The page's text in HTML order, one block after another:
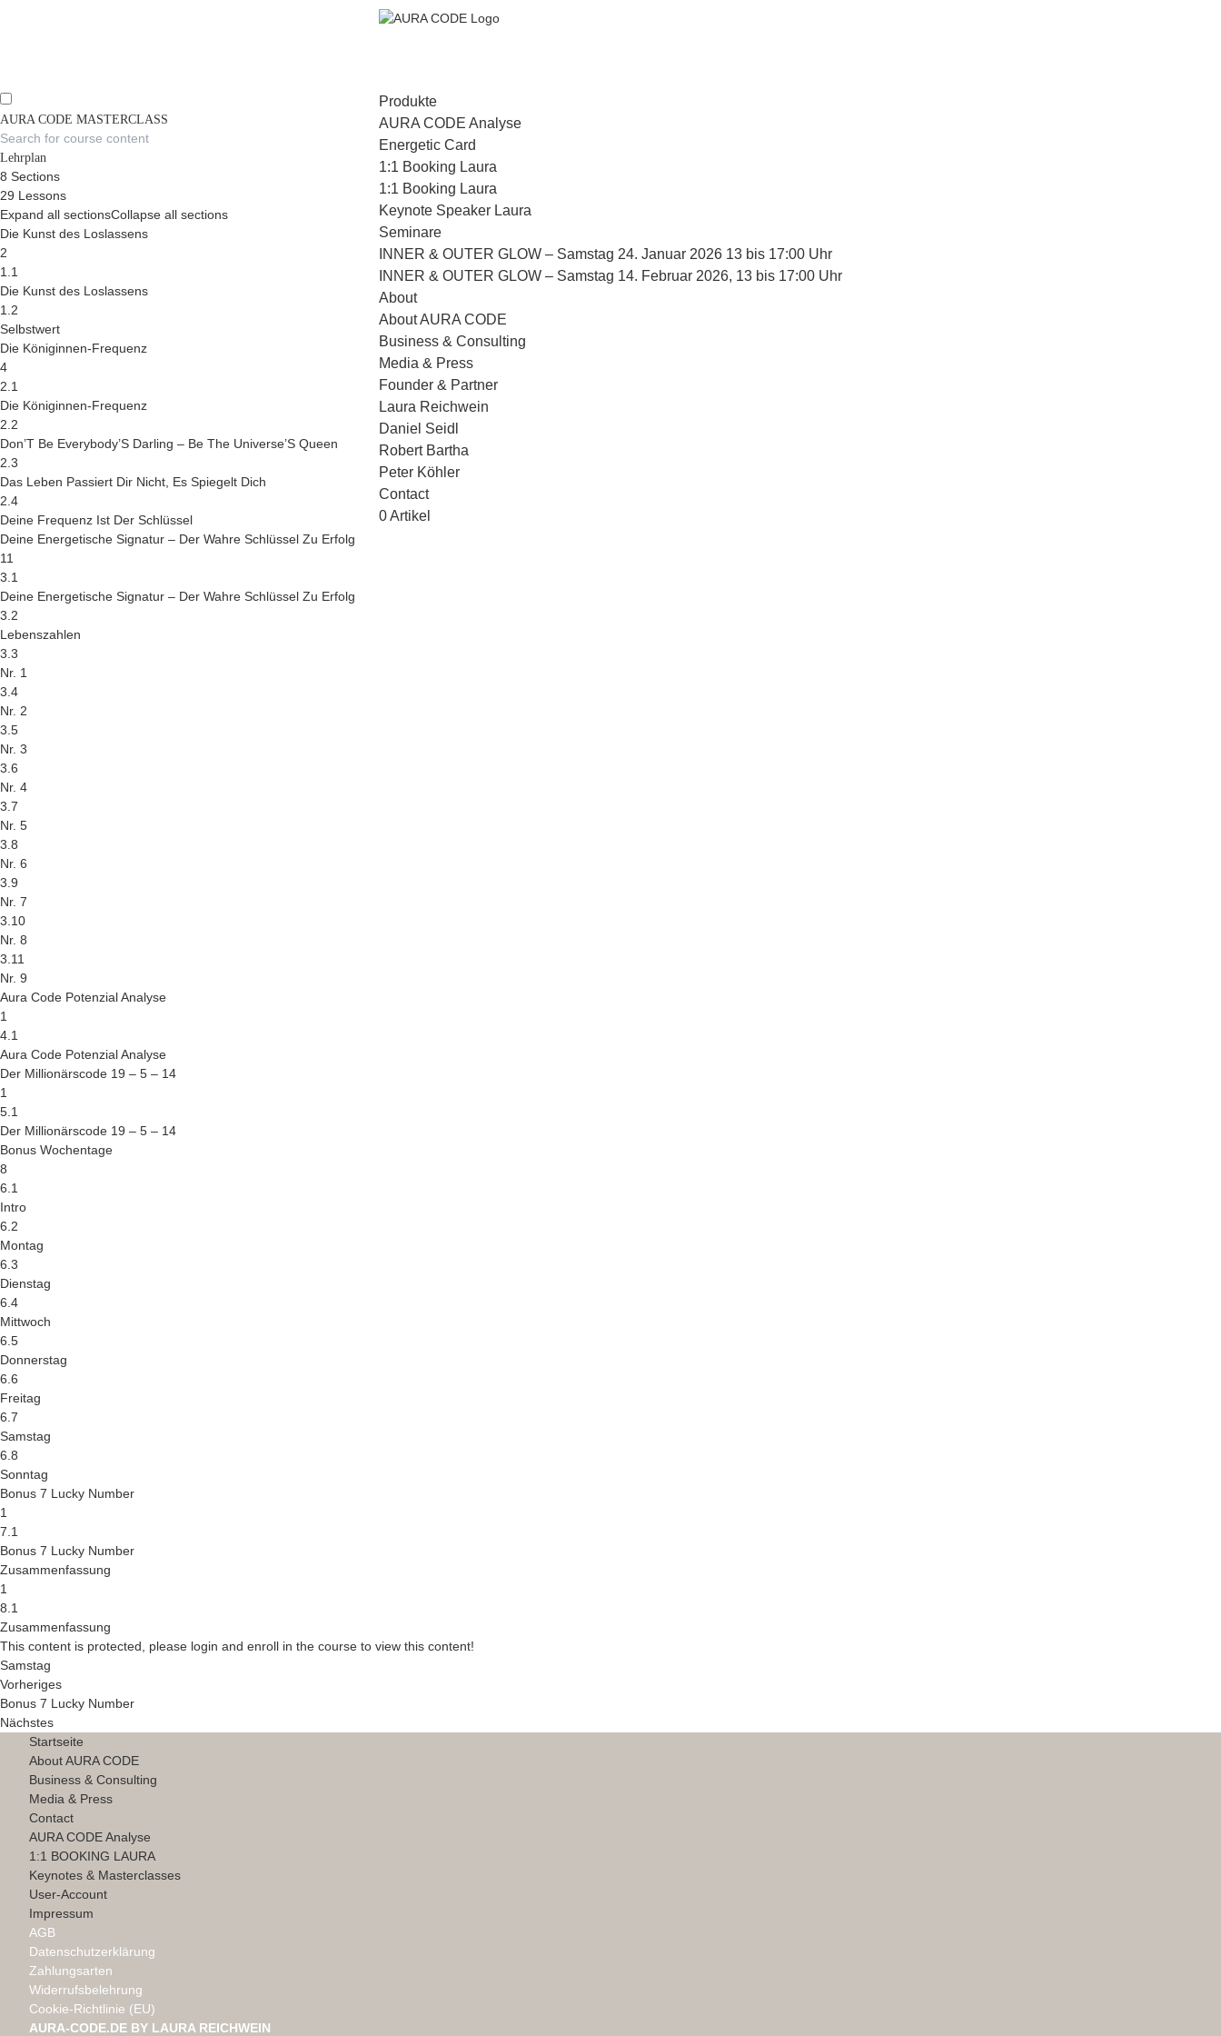
Produkte
AURA CODE Analyse
Energetic Card
1:1 Booking Laura
1:1 Booking Laura
Keynote Speaker Laura
Seminare
INNER & OUTER GLOW – Samstag 24. Januar 2026 13 bis 17:00 Uhr
INNER & OUTER GLOW – Samstag 14. Februar 2026, 13 bis 17:00 Uhr
About
About AURA CODE
Business & Consulting
Media & Press
Founder & Partner
Laura Reichwein
Daniel Seidl
Robert Bartha
Peter Köhler
Contact
0 Artikel
AURA CODE MASTERCLASS
Lehrplan
8 Sections
29 Lessons
Expand all sectionsCollapse all sections
Die Kunst des Loslassens
2
1.1
Die Kunst des Loslassens
1.2
Selbstwert
Die Königinnen-Frequenz
4
2.1
Die Königinnen-Frequenz
2.2
Don’T Be Everybody’S Darling – Be The Universe’S Queen
2.3
Das Leben Passiert Dir Nicht, Es Spiegelt Dich
2.4
Deine Frequenz Ist Der Schlüssel
Deine Energetische Signatur – Der Wahre Schlüssel Zu Erfolg
11
3.1
Deine Energetische Signatur – Der Wahre Schlüssel Zu Erfolg
3.2
Lebenszahlen
3.3
Nr. 1
3.4
Nr. 2
3.5
Nr. 3
3.6
Nr. 4
3.7
Nr. 5
3.8
Nr. 6
3.9
Nr. 7
3.10
Nr. 8
3.11
Nr. 9
Aura Code Potenzial Analyse
1
4.1
Aura Code Potenzial Analyse
Der Millionärscode 19 – 5 – 14
1
5.1
Der Millionärscode 19 – 5 – 14
Bonus Wochentage
8
6.1
Intro
6.2
Montag
6.3
Dienstag
6.4
Mittwoch
6.5
Donnerstag
6.6
Freitag
6.7
Samstag
6.8
Sonntag
Bonus 7 Lucky Number
1
7.1
Bonus 7 Lucky Number
Zusammenfassung
1
8.1
Zusammenfassung
This content is protected, please login and enroll in the course to view this content!
Samstag
Vorheriges
Bonus 7 Lucky Number
Nächstes
Startseite
About AURA CODE
Business & Consulting
Media & Press
Contact
AURA CODE Analyse
1:1 BOOKING LAURA
Keynotes & Masterclasses
User-Account
Impressum
AGB
Datenschutzerklärung
Zahlungsarten
Widerrufsbelehrung
Cookie-Richtlinie (EU)
AURA-CODE.DE BY LAURA REICHWEIN